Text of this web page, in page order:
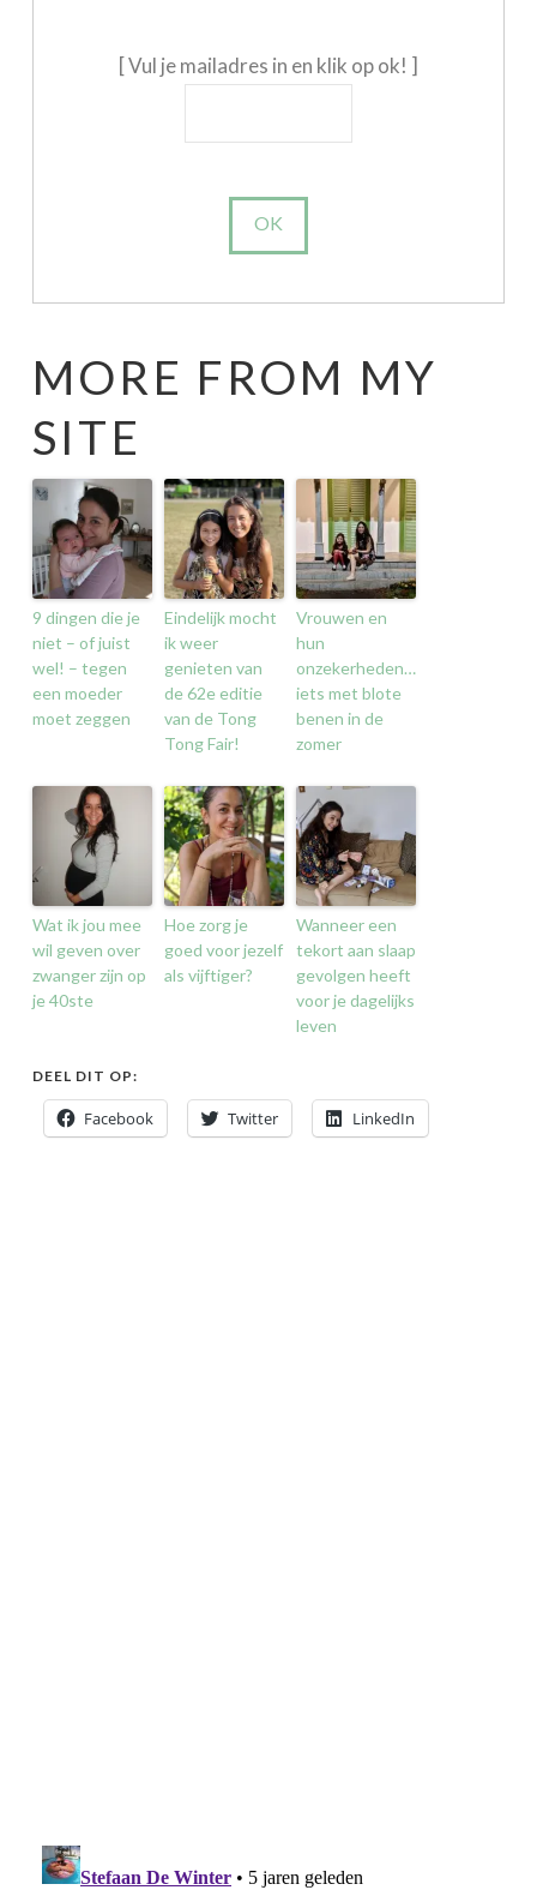
[ Vul je mailadres in en klik op ok! ]
MORE FROM MY
SITE
9 dingen die je
niet – of juist
wel! – tegen
een moeder
moet zeggen
Eindelijk mocht
ik weer
genieten van
de 62e editie
van de Tong
Tong Fair!
Vrouwen en
hun
onzekerheden…
iets met blote
benen in de
zomer
Wat ik jou mee
wil geven over
zwanger zijn op
je 40ste
Hoe zorg je
goed voor jezelf
als vijftiger?
Wanneer een
tekort aan slaap
gevolgen heeft
voor je dagelijks
leven
DEEL DIT OP:
Facebook Twitter LinkedIn